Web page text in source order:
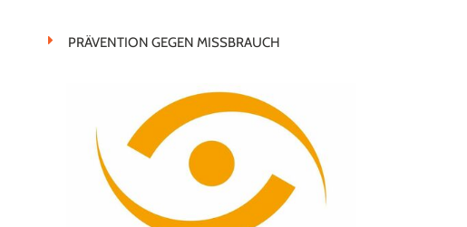
PRÄVENTION GEGEN MISSBRAUCH